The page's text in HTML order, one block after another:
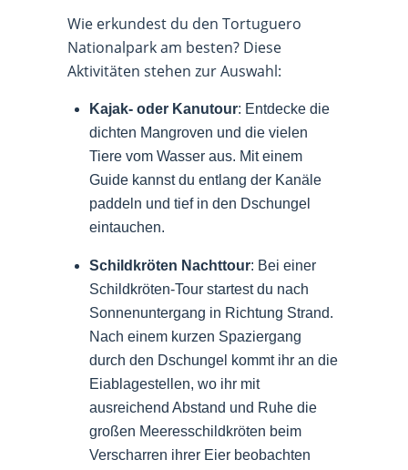
Wie erkundest du den Tortuguero
Nationalpark am besten? Diese
Aktivitäten stehen zur Auswahl:
Kajak- oder Kanutour: Entdecke die
dichten Mangroven und die vielen
Tiere vom Wasser aus. Mit einem
Guide kannst du entlang der Kanäle
paddeln und tief in den Dschungel
eintauchen.
Schildkröten Nachttour: Bei einer
Schildkröten-Tour startest du nach
Sonnenuntergang in Richtung Strand.
Nach einem kurzen Spaziergang
durch den Dschungel kommt ihr an die
Eiablagestellen, wo ihr mit
ausreichend Abstand und Ruhe die
großen Meeresschildkröten beim
Verscharren ihrer Eier beobachten